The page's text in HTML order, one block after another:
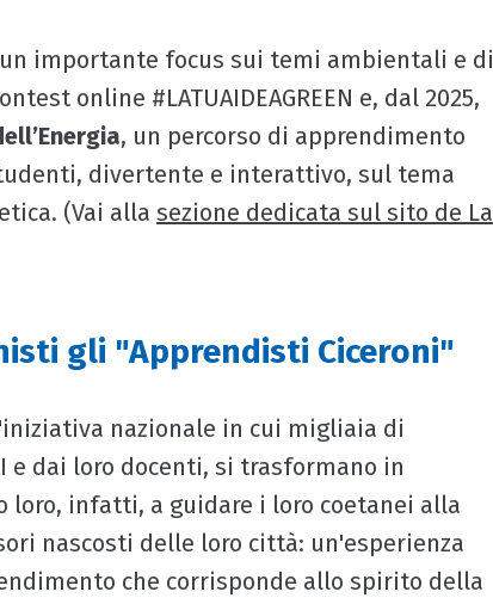
importante focus sui temi ambientali e di
online #LATUAIDEAGREEN e, dal 2025,
, un percorso di apprendimento
divertente e interattivo, sul tema
(Vai alla sezione dedicata sul sito de La
gli "Apprendisti Ciceroni"
nazionale in cui migliaia di
dai loro docenti, si trasformano in
loro, infatti, a guidare i loro coetanei alla
nascosti delle loro città: un'esperienza
che corrisponde allo spirito della